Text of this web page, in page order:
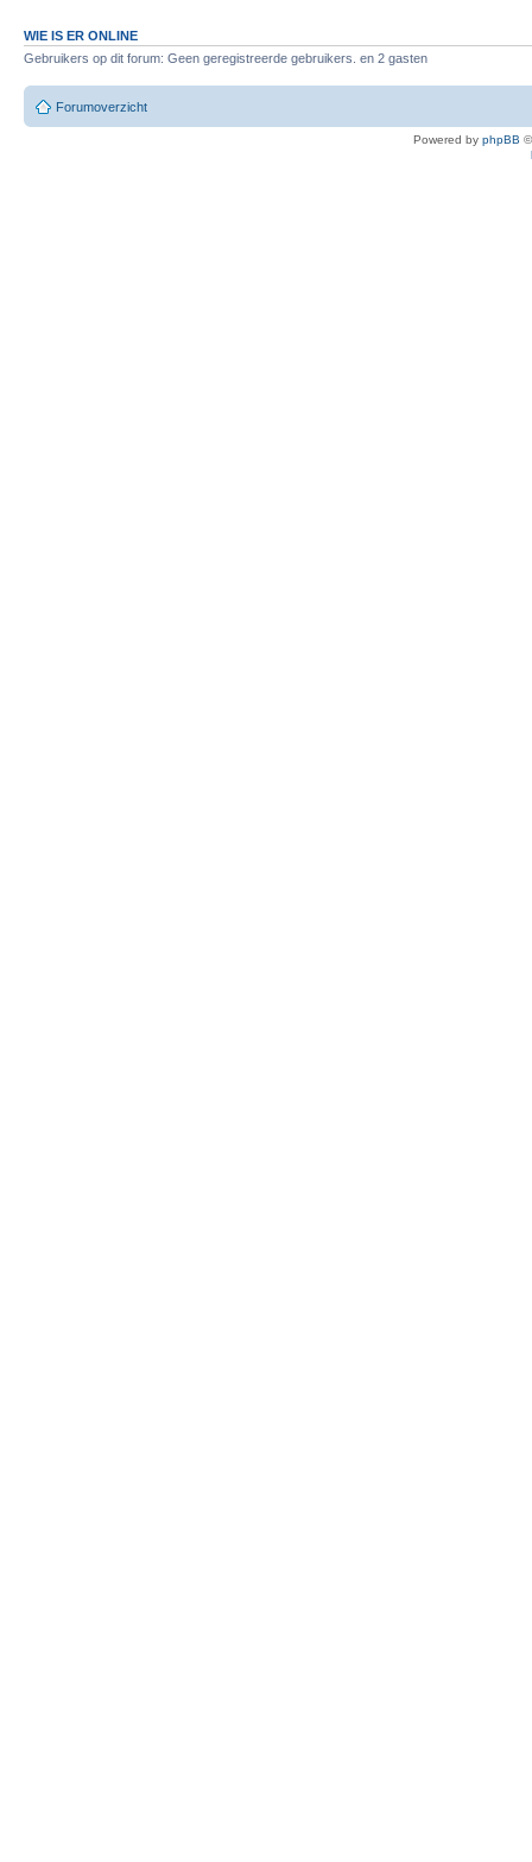
WIE IS ER ONLINE
Gebruikers op dit forum: Geen geregistreerde gebruikers. en 2 gasten
Forumoverzicht
Powered by phpBB